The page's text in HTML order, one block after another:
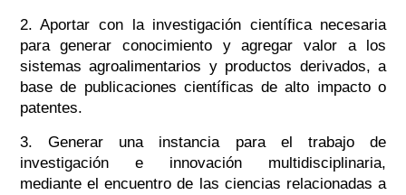
2. Aportar con la investigación científica necesaria
para generar conocimiento y agregar valor a los
sistemas agroalimentarios y productos derivados, a
base de publicaciones científicas de alto impacto o
patentes.
3. Generar una instancia para el trabajo de
investigación e innovación multidisciplinaria,
mediante el encuentro de las ciencias relacionadas a